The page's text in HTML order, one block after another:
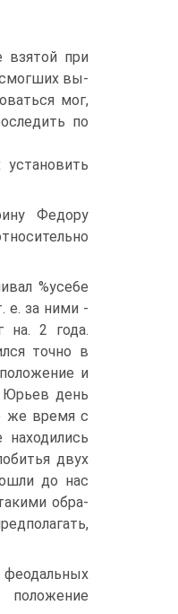
взятой при
смогших вы­
мог,
по
Федору
%yce6e
e. за ними -
на. 2 года.
точно в
и
Юрьев день
же время с
двух
до нас
обра­
феодаль­ных